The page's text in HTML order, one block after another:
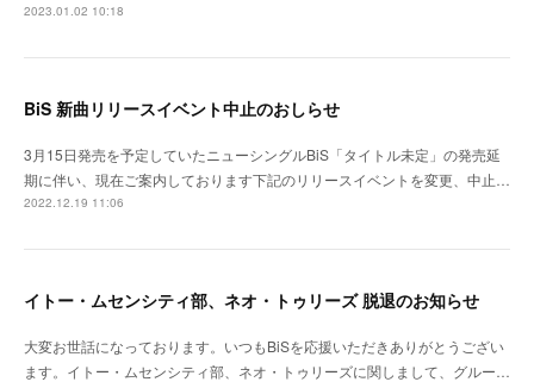
2023.01.02 10:18
BiS 新曲リリースイベント中止のおしらせ
3月15日発売を予定していたニューシングルBiS「タイトル未定」の発売延
期に伴い、現在ご案内しております下記のリリースイベントを変更、中止…
2022.12.19 11:06
イトー・ムセンシティ部、ネオ・トゥリーズ 脱退のお知らせ
大変お世話になっております。いつもBiSを応援いただきありがとうござい
ます。イトー・ムセンシティ部、ネオ・トゥリーズに関しまして、グルー…